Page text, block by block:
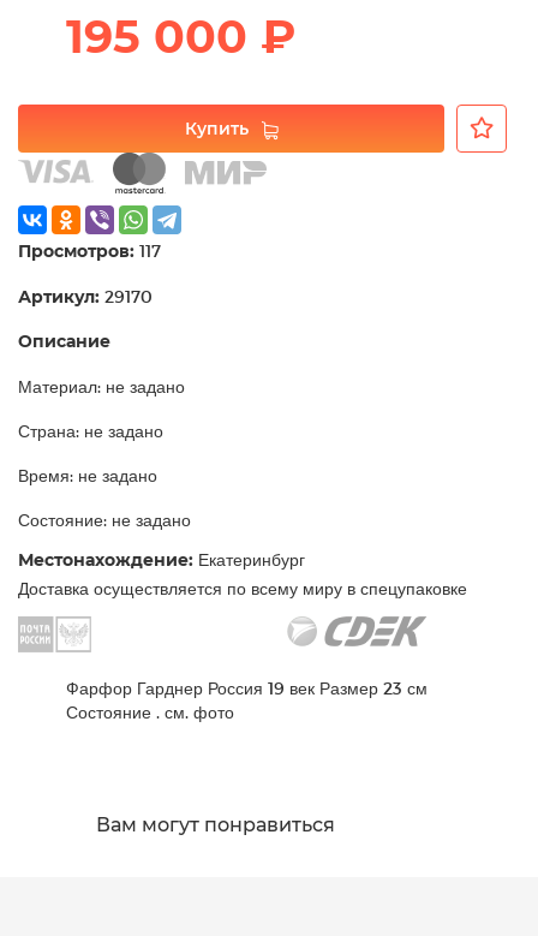
195 000 ₽
Купить
Просмотров: 117
Артикул: 29170
Описание
Материал: не задано
Страна: не задано
Время: не задано
Состояние: не задано
Местонахождение: Екатеринбург
Доставка осуществляется по всему миру в спецупаковке
Фарфор Гарднер Россия 19 век Размер 23 см
Состояние . см. фото
Вам могут понравиться